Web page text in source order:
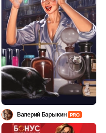
Валерий Барыкин PRO